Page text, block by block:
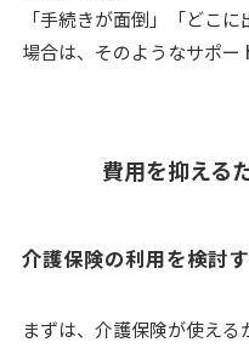
「手続きが面倒」「どこ
場合は、そのようなサポー
費用を抑える
介護保険の利用を検討
まずは、介護保険が使える